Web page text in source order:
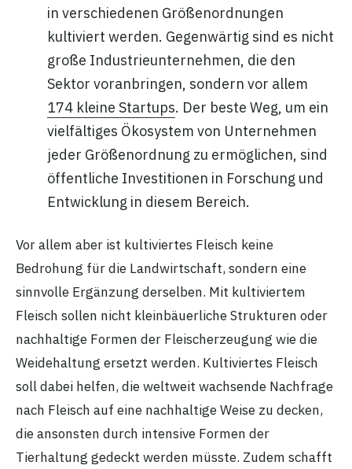
in verschiedenen Größenordnungen
kultiviert werden. Gegenwärtig sind es nicht
große Industrieunternehmen, die den
Sektor voranbringen, sondern vor allem
174 kleine Startups. Der beste Weg, um ein
vielfältiges Ökosystem von Unternehmen
jeder Größenordnung zu ermöglichen, sind
öffentliche Investitionen in Forschung und
Entwicklung in diesem Bereich.
Vor allem aber ist kultiviertes Fleisch keine
Bedrohung für die Landwirtschaft, sondern eine
sinnvolle Ergänzung derselben. Mit kultiviertem
Fleisch sollen nicht kleinbäuerliche Strukturen oder
nachhaltige Formen der Fleischerzeugung wie die
Weidehaltung ersetzt werden. Kultiviertes Fleisch
soll dabei helfen, die weltweit wachsende Nachfrage
nach Fleisch auf eine nachhaltige Weise zu decken,
die ansonsten durch intensive Formen der
Tierhaltung gedeckt werden müsste. Zudem schafft